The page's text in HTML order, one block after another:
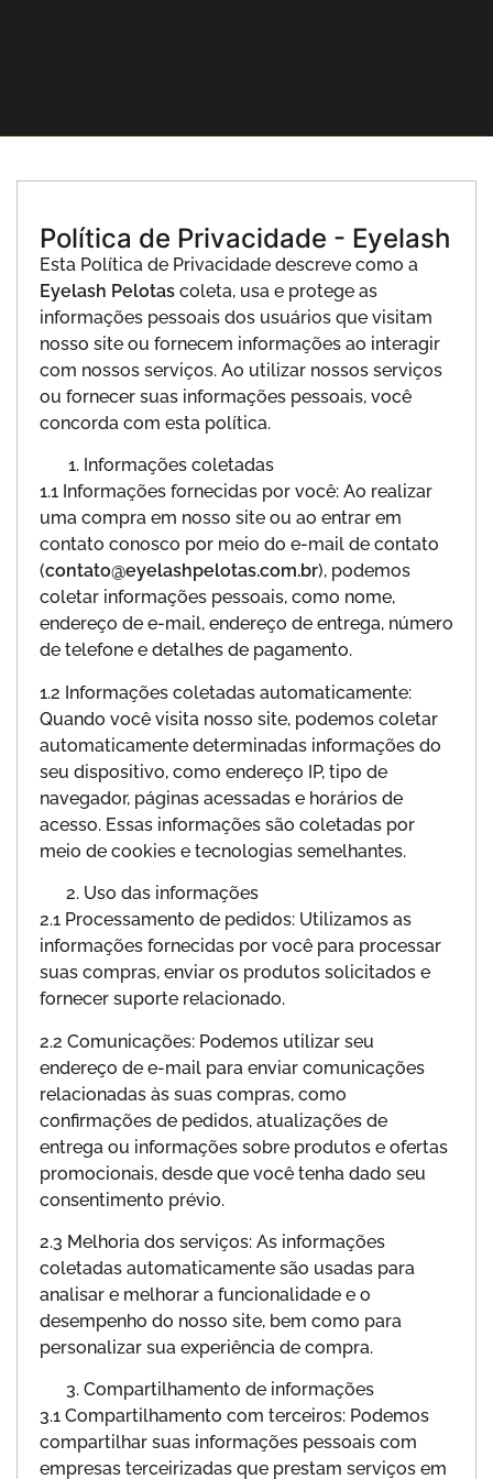
Política de Privacidade - Eyelash
Esta Política de Privacidade descreve como a
Eyelash Pelotas coleta, usa e protege as
informações pessoais dos usuários que visitam
nosso site ou fornecem informações ao interagir
com nossos serviços. Ao utilizar nossos serviços
ou fornecer suas informações pessoais, você
concorda com esta política.
Informações coletadas
1.1 Informações fornecidas por você: Ao realizar
uma compra em nosso site ou ao entrar em
contato conosco por meio do e-mail de contato
(contato@eyelashpelotas.com.br), podemos
coletar informações pessoais, como nome,
endereço de e-mail, endereço de entrega, número
de telefone e detalhes de pagamento.
1.2 Informações coletadas automaticamente:
Quando você visita nosso site, podemos coletar
automaticamente determinadas informações do
seu dispositivo, como endereço IP, tipo de
navegador, páginas acessadas e horários de
acesso. Essas informações são coletadas por
meio de cookies e tecnologias semelhantes.
Uso das informações
2.1 Processamento de pedidos: Utilizamos as
informações fornecidas por você para processar
suas compras, enviar os produtos solicitados e
fornecer suporte relacionado.
2.2 Comunicações: Podemos utilizar seu
endereço de e-mail para enviar comunicações
relacionadas às suas compras, como
confirmações de pedidos, atualizações de
entrega ou informações sobre produtos e ofertas
promocionais, desde que você tenha dado seu
consentimento prévio.
2.3 Melhoria dos serviços: As informações
coletadas automaticamente são usadas para
analisar e melhorar a funcionalidade e o
desempenho do nosso site, bem como para
personalizar sua experiência de compra.
Compartilhamento de informações
3.1 Compartilhamento com terceiros: Podemos
compartilhar suas informações pessoais com
empresas terceirizadas que prestam serviços em